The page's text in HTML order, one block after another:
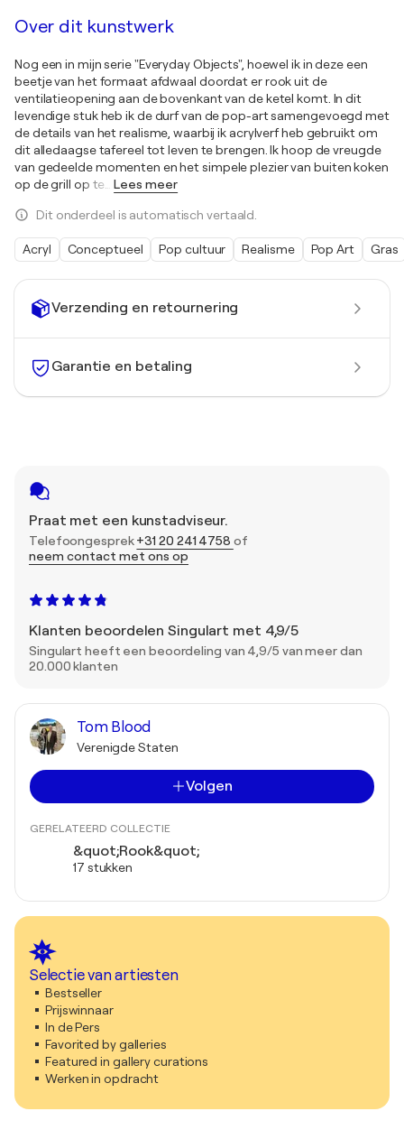
Verzending en retournering
Garantie en betaling
Praat met een kunstadviseur.
Telefoongesprek+31 20 241 4758 of
neem contact met ons op
Klanten beoordelen Singulart met 4,9/5
Singulart heeft een beoordeling van 4,9/5 van meer dan
20.000 klanten
Tom Blood
Verenigde Staten
Volgen
GERELATEERD COLLECTIE
&quot;Rook&quot;
17 stukken
Selectie van artiesten
Bestseller
Prijswinnaar
In de Pers
Favorited by galleries
Featured in gallery curations
Werken in opdracht
Over dit kunstwerk
Nog een in mijn serie "Everyday Objects", hoewel ik in deze een
beetje van het formaat afdwaal doordat er rook uit de
ventilatieopening aan de bovenkant van de ketel komt. In dit
levendige stuk heb ik de durf van de pop-art samengevoegd met
de details van het realisme, waarbij ik acrylverf heb gebruikt om
dit alledaagse tafereel tot leven te brengen. Ik hoop de vreugde
van gedeelde momenten en het simpele plezier van buiten koken
op de grill op te
Lees meer
Dit onderdeel is automatisch vertaald.
Acryl Conceptueel Pop cultuur Realisme Pop Art Gras